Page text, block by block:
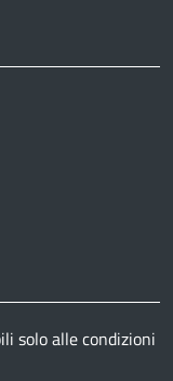
solo alle condizioni